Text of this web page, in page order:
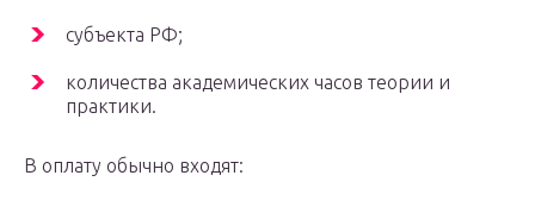
субъекта РФ;
количества академических часов теории и
практики.
В оплату обычно входят: